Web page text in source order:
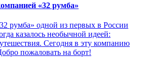
«32 румба»
румба» одной из первых в России
казалось необычной идеей:
Сегодня в эту компанию
пожаловать на борт!